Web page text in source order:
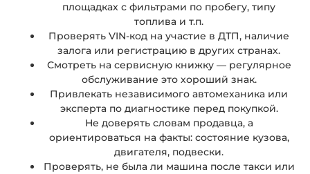
площадках с фильтрами по пробегу, типу
топлива и т.п.
Проверять VIN-код на участие в ДТП, наличие
залога или регистрацию в других странах.
Смотреть на сервисную книжку — регулярное
обслуживание это хороший знак.
Привлекать независимого автомеханика или
эксперта по диагностике перед покупкой.
Не доверять словам продавца, а
ориентироваться на факты: состояние кузова,
двигателя, подвески.
Проверять, не была ли машина после такси или